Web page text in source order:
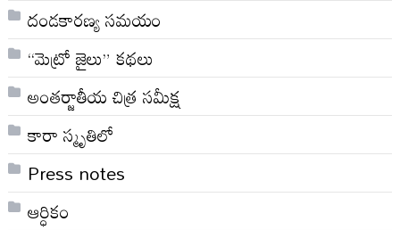
దండకారణ్య సమయం
“మెట్రో జైలు” కథలు
అంతర్జాతీయ చిత్ర సమీక్ష
కారా స్మృతిలో
Press notes
ఆర్ధికం